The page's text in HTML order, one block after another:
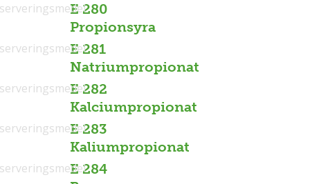
E 280
Propionsyra
E 281
Natriumpropionat
E 282
Kalciumpropionat
E 283
Kaliumpropionat
E 284